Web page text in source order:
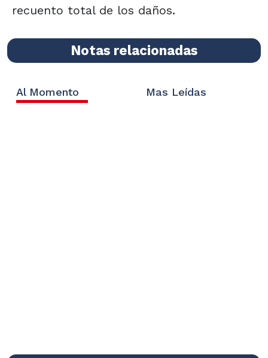
recuento total de los daños.
Notas relacionadas
Al Momento Mas Leídas